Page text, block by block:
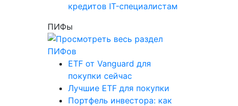
кредитов IT-специалистам
ПИФы
ETF от Vanguard для
покупки сейчас
Лучшие ETF для покупки
Портфель инвестора: как